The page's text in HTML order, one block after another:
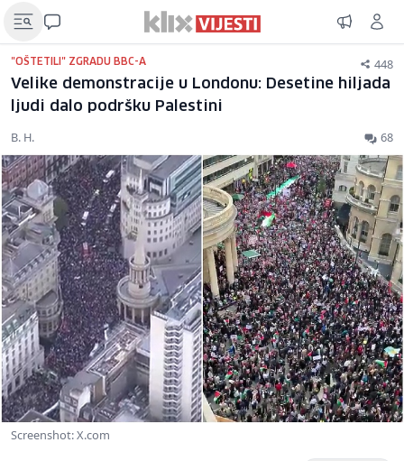
"OŠTETILI" ZGRADU BBC-A 448
Velike demonstracije u Londonu: Desetine hiljada
ljudi dalo podršku Palestini
B. H. 68
Screenshot: X.com